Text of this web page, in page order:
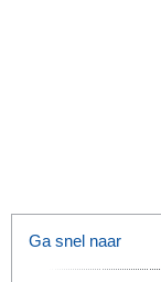
Ga snel naar